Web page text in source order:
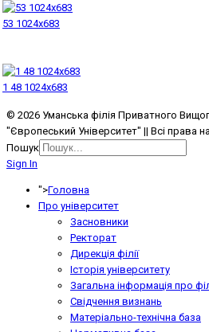
53 1024x683
1 48 1024x683
© 2026 Уманська філія Приватного
"Європеський Університет" || Всі права
Пошук
Sign In
">Головна
Про університет
Засновники
Ректорат
Дирекція філії
Історія університету
Загальна інформація про
Свідчення визнань
Матеріально-технічна база